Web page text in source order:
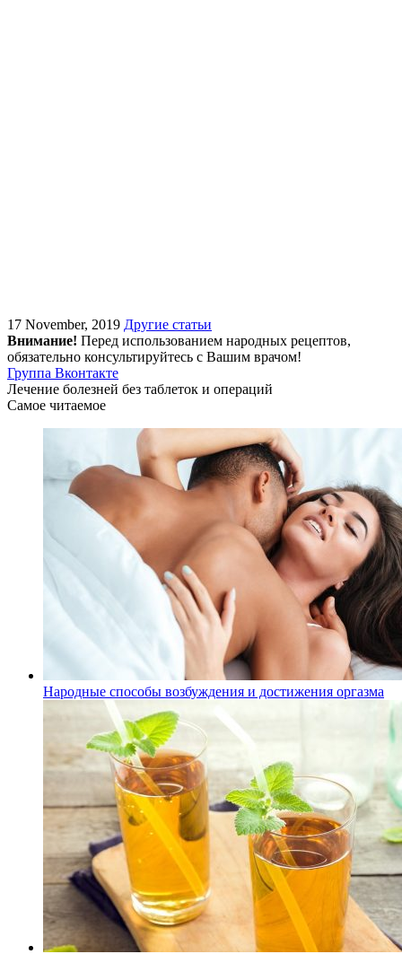
17 November, 2019 Другие статьи
Внимание! Перед использованием народных рецептов,
обязательно консультируйтесь с Вашим врачом!
Группа Вконтакте
Лечение болезней без таблеток и операций
Самое читаемое
Народные способы возбуждения и достижения оргазма